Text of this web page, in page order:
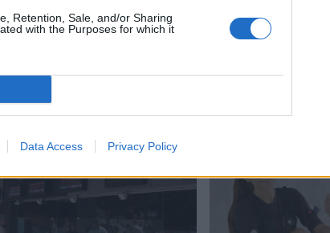
Retention, Sale, and/or Sharing
with the Purposes for which it
Data Access Privacy Policy
en Alicante/